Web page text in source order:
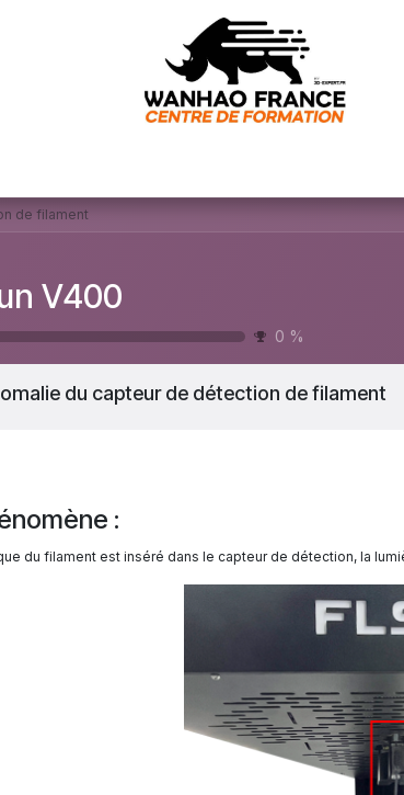
de filament
V400
0 %
du capteur de détection de filament
:
du filament est inséré dans le capteur de détection, la